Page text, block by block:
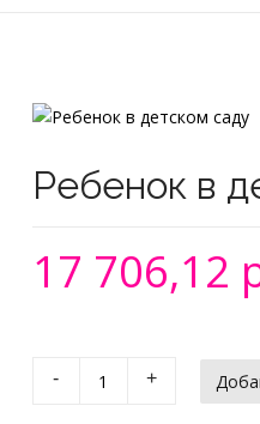
Ребенок в
17 706,12
- +